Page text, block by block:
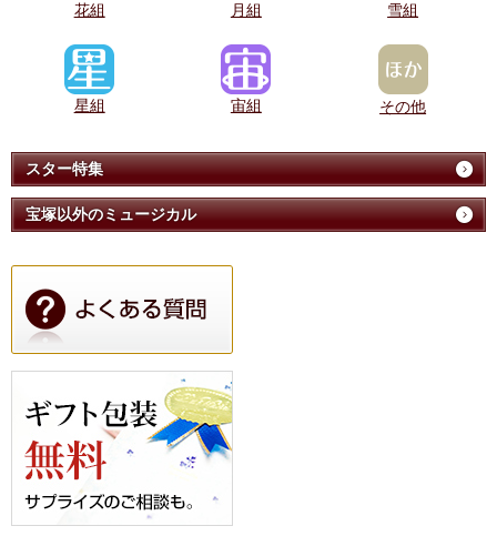
花組 月組 雪組
星組 宙組 その他
スター特集
宝塚以外のミュージカル